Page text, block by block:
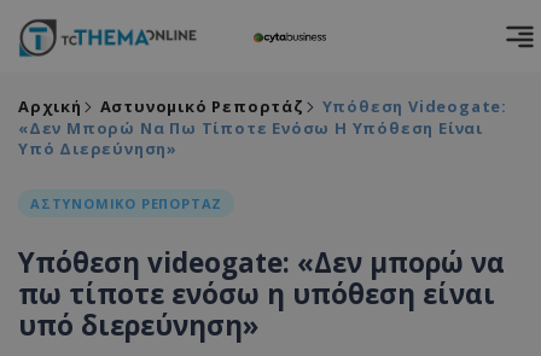
Αρχική Αστυνομικό Ρεπορτάζ
Υπόθεση Videogate:
«Δεν Μπορώ Να Πω Τίποτε Ενόσω Η Υπόθεση Είναι
Υπό Διερεύνηση»
ΑΣΤΥΝΟΜΙΚΟ ΡΕΠΟΡΤΑΖ
Υπόθεση videogate: «Δεν μπορώ να
πω τίποτε ενόσω η υπόθεση είναι
υπό διερεύνηση»